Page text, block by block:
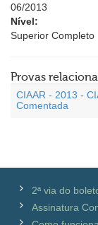
06/2013
Nível:
Superior Completo
Provas
CIAAR - 2013 -
Comentada
2ª via do
Assinatura